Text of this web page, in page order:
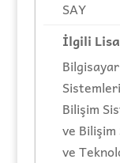
SAY
Bilişim
ve
ve